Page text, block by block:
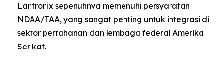
Lantronix sepenuhnya memenuhi persyaratan
NDAA/TAA, yang sangat penting untuk integrasi di
sektor pertahanan dan lembaga federal Amerika
Serikat.